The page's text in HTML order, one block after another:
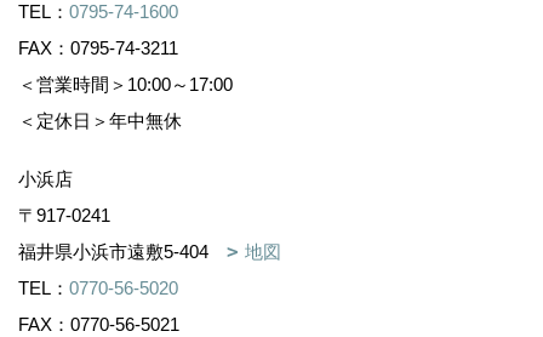
TEL： 0795-74-1600
FAX：0795-74-3211
＜営業時間＞10:00～17:00
＜定休日＞年中無休
小浜店
〒917-0241
福井県小浜市遠敷5-404
地図
TEL： 0770-56-5020
FAX：0770-56-5021